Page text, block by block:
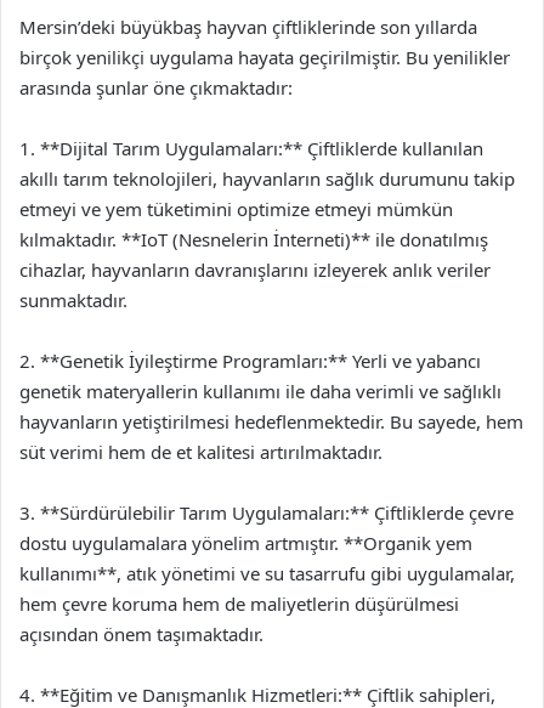
Mersin’deki büyükbaş hayvan çiftliklerinde son yıllarda
birçok yenilikçi uygulama hayata geçirilmiştir. Bu yenilikler
arasında şunlar öne çıkmaktadır:
1. **Dijital Tarım Uygulamaları:** Çiftliklerde kullanılan
akıllı tarım teknolojileri, hayvanların sağlık durumunu takip
etmeyi ve yem tüketimini optimize etmeyi mümkün
kılmaktadır. **IoT (Nesnelerin İnterneti)** ile donatılmış
cihazlar, hayvanların davranışlarını izleyerek anlık veriler
sunmaktadır.
2. **Genetik İyileştirme Programları:** Yerli ve yabancı
genetik materyallerin kullanımı ile daha verimli ve sağlıklı
hayvanların yetiştirilmesi hedeflenmektedir. Bu sayede, hem
süt verimi hem de et kalitesi artırılmaktadır.
3. **Sürdürülebilir Tarım Uygulamaları:** Çiftliklerde çevre
dostu uygulamalara yönelim artmıştır. **Organik yem
kullanımı**, atık yönetimi ve su tasarrufu gibi uygulamalar,
hem çevre koruma hem de maliyetlerin düşürülmesi
açısından önem taşımaktadır.
4. **Eğitim ve Danışmanlık Hizmetleri:** Çiftlik sahipleri,